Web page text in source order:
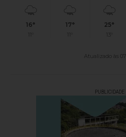
16°
11°
17°
11°
25°
13°
Atualizado às
PUBLICIDADE